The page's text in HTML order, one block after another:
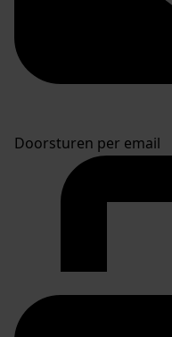
Doorsturen per email